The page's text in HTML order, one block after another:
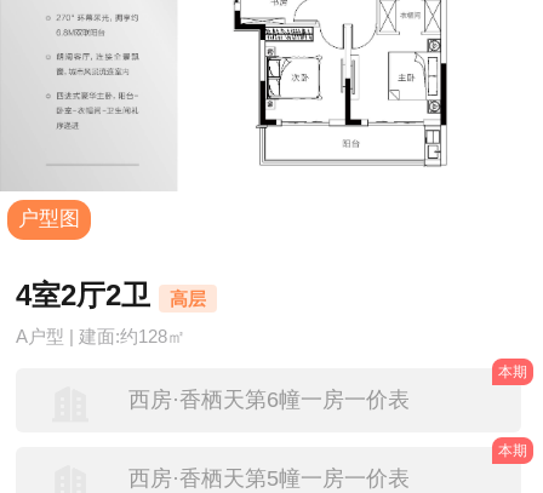
户型图
4室2厅2卫 高层
A户型 | 建面:约128㎡
西房·香栖天第6幢一房一价表
本期
西房·香栖天第5幢一房一价表
本期